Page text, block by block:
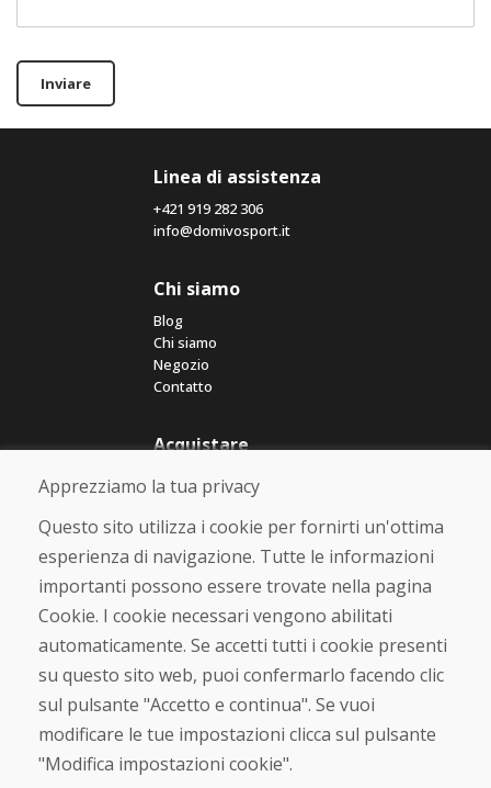
Inviare
Linea di assistenza
+421 919 282 306
info@domivosport.it
Chi siamo
Blog
Chi siamo
Negozio
Contatto
Acquistare
Negozio online
Termini e condizioni commerciali
Spedizione e pagamento
Reso e cambio merce
Protezione dei dati personali
Cookies
Verificato dai clienti
★★★★★
Apprezziamo la tua privacy
Questo sito utilizza i cookie per fornirti un'ottima
esperienza di navigazione. Tutte le informazioni
importanti possono essere trovate nella pagina
Cookie. I cookie necessari vengono abilitati
automaticamente. Se accetti tutti i cookie presenti
su questo sito web, puoi confermarlo facendo clic
sul pulsante "Accetto e continua". Se vuoi
modificare le tue impostazioni clicca sul pulsante
"Modifica impostazioni cookie".